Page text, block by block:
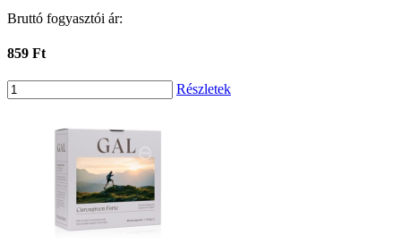
Bruttó fogyasztói ár:
859 Ft
Részletek